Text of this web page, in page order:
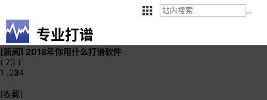
专业打谱
[新闻] 2018年你用什么打谱软件
( 73 )
1 .234
[收藏]